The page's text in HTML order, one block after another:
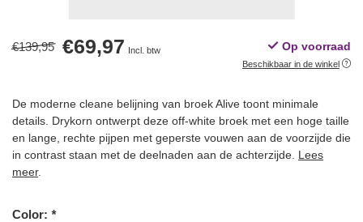
€139,95 €69,97 Incl. btw Op voorraad
Beschikbaar in de winkel
De moderne cleane belijning van broek Alive toont minimale
details. Drykorn ontwerpt deze off-white broek met een hoge taille
en lange, rechte pijpen met geperste vouwen aan de voorzijde die
in contrast staan met de deelnaden aan de achterzijde. Lees
meer.
Color: *